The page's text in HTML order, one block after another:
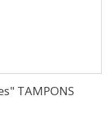
TAMPONS